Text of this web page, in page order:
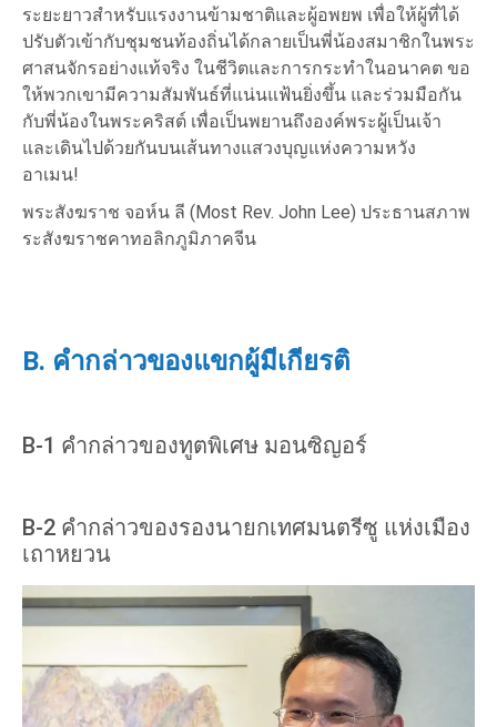
ระยะยาวสำหรับแรงงานข้ามชาติและผู้อพยพ เพื่อให้ผู้ที่ได้
ปรับตัวเข้ากับชุมชนท้องถิ่นได้กลายเป็นพี่น้องสมาชิกในพระ
ศาสนจักรอย่างแท้จริง ในชีวิตและการกระทำในอนาคต ขอ
ให้พวกเขามีความสัมพันธ์ที่แน่นแฟ้นยิ่งขึ้น และร่วมมือกัน
กับพี่น้องในพระคริสต์ เพื่อเป็นพยานถึงองค์พระผู้เป็นเจ้า
และเดินไปด้วยกันบนเส้นทางแสวงบุญแห่งความหวัง
อาเมน!
พระสังฆราช จอห์น ลี (Most Rev. John Lee) ประธานสภาพ
ระสังฆราชคาทอลิกภูมิภาคจีน
B. คำกล่าวของแขกผู้มีเกียรติ
B-1 คำกล่าวของทูตพิเศษ มอนซิญอร์
B-2 คำกล่าวของรองนายกเทศมนตรีซู แห่งเมือง
เถาหยวน